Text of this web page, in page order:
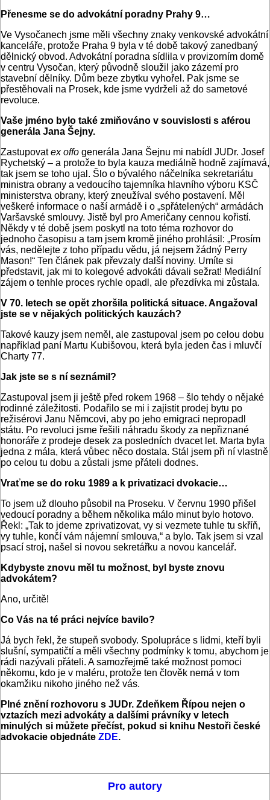
Přenesme se do advokátní poradny Prahy 9…
Ve Vysočanech jsme měli všechny znaky venkovské advokátní
kanceláře, protože Praha 9 byla v té době takový zanedbaný
dělnický obvod. Advokátní poradna sídlila v provizorním domě
v centru Vysočan, který původně sloužil jako zázemí pro
stavební dělníky. Dům beze zbytku vyhořel. Pak jsme se
přestěhovali na Prosek, kde jsme vydrželi až do sametové
revoluce.
Vaše jméno bylo také zmiňováno v souvislosti s aférou
generála Jana Šejny.
Zastupovatex offo generála Jana Šejnu mi nabídl JUDr. Josef
Rychetský – a protože to byla kauza mediálně hodně zajímavá,
tak jsem se toho ujal. Šlo o bývalého náčelníka sekretariátu
ministra obrany a vedoucího tajemníka hlavního výboru KSČ
ministerstva obrany, který zneužíval svého postavení. Měl
veškeré informace o naší armádě i o „spřátelených“ armádách
Varšavské smlouvy. Jistě byl pro Američany cennou kořistí.
Někdy v té době jsem poskytl na toto téma rozhovor do
jednoho časopisu a tam jsem kromě jiného prohlásil: „Prosím
vás, nedělejte z toho případu vědu, já nejsem žádný Perry
Mason!“ Ten článek pak převzaly další noviny. Umíte si
představit, jak mi to kolegové advokáti dávali sežrat! Mediální
zájem o tenhle proces rychle opadl, ale přezdívka mi zůstala.
V 70. letech se opět zhoršila politická situace. Angažoval
jste se v nějakých politických kauzách?
Takové kauzy jsem neměl, ale zastupoval jsem po celou dobu
například paní Martu Kubišovou, která byla jeden čas i mluvčí
Charty 77.
Jak jste se s ní seznámil?
Zastupoval jsem ji ještě před rokem 1968 – šlo tehdy o nějaké
rodinné záležitosti. Podařilo se mi i zajistit prodej bytu po
režisérovi Janu Němcovi, aby po jeho emigraci nepropadl
státu. Po revoluci jsme řešili náhradu škody za nepřiznané
honoráře z prodeje desek za posledních dvacet let. Marta byla
jedna z mála, která vůbec něco dostala. Stál jsem při ní vlastně
po celou tu dobu a zůstali jsme přáteli dodnes.
Vraťme se do roku 1989 a k privatizaci dvokacie…
To jsem už dlouho působil na Proseku. V červnu 1990 přišel
vedoucí poradny a během několika málo minut bylo hotovo.
Řekl: „Tak to jdeme zprivatizovat, vy si vezmete tuhle tu skříň,
vy tuhle, končí vám nájemní smlouva,“ a bylo. Tak jsem si vzal
psací stroj, našel si novou sekretářku a novou kancelář.
Kdybyste znovu měl tu možnost, byl byste znovu
advokátem?
Ano, určitě!
Co Vás na té práci nejvíce bavilo?
Já bych řekl, že stupeň svobody. Spolupráce s lidmi, kteří byli
slušní, sympatičtí a měli všechny podmínky k tomu, abychom je
rádi nazývali přáteli. A samozřejmě také možnost pomoci
někomu, kdo je v maléru, protože ten člověk nemá v tom
okamžiku nikoho jiného než vás.
Plné znění rozhovoru s JUDr. Zdeňkem Řípou nejen o
vztazích mezi advokáty a dalšími právníky v letech
minulých si můžete přečíst, pokud si knihu Nestoři české
advokacie objednáte ZDE.
Pro autory